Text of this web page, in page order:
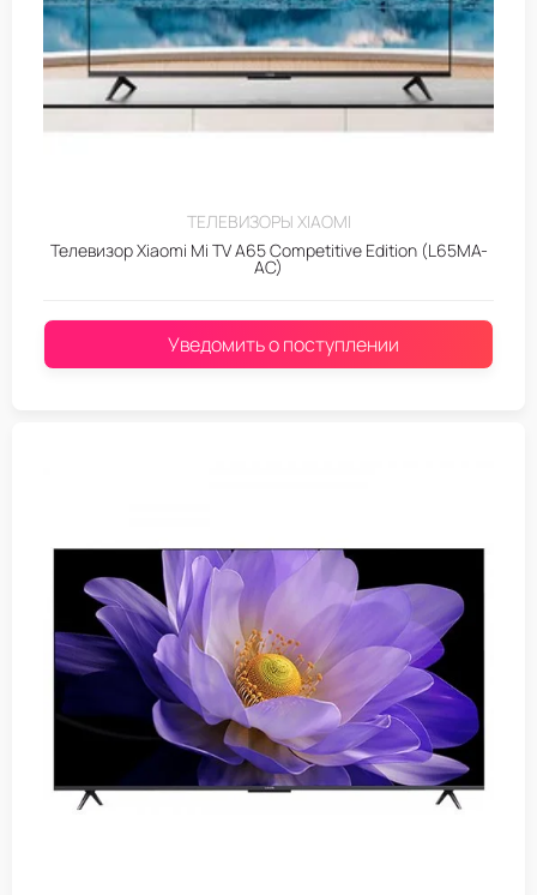
ТЕЛЕВИЗОРЫ XIAOMI
Телевизор Xiaomi Mi TV A65 Competitive Edition (L65MA-
AC)
Уведомить о поступлении